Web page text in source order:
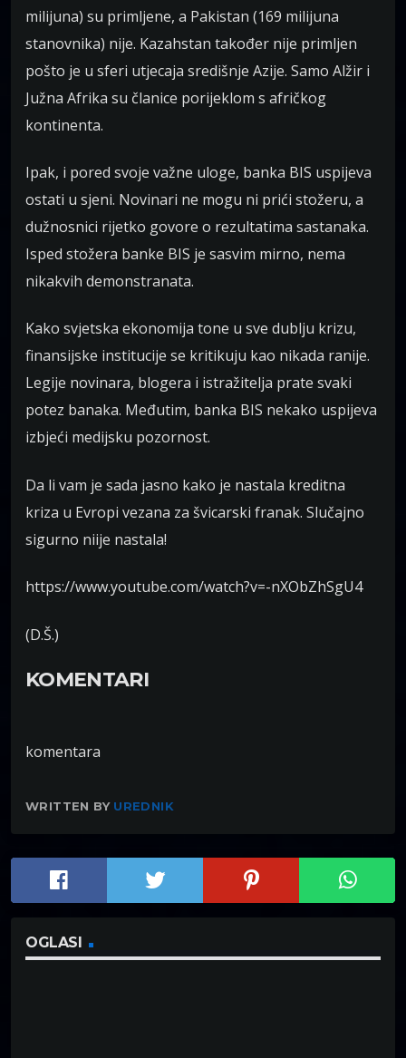
milijuna) su primljene, a Pakistan (169 milijuna
stanovnika) nije. Kazahstan također nije primljen
pošto je u sferi utjecaja središnje Azije. Samo Alžir i
Južna Afrika su članice porijeklom s afričkog
kontinenta.
Ipak, i pored svoje važne uloge, banka BIS uspijeva
ostati u sjeni. Novinari ne mogu ni prići stožeru, a
dužnosnici rijetko govore o rezultatima sastanaka.
Isped stožera banke BIS je sasvim mirno, nema
nikakvih demonstranata.
Kako svjetska ekonomija tone u sve dublju krizu,
finansijske institucije se kritikuju kao nikada ranije.
Legije novinara, blogera i istražitelja prate svaki
potez banaka. Međutim, banka BIS nekako uspijeva
izbjeći medijsku pozornost.
Da li vam je sada jasno kako je nastala kreditna
kriza u Evropi vezana za švicarski franak. Slučajno
sigurno niije nastala!
https://www.youtube.com/watch?v=-nXObZhSgU4
(D.Š.)
KOMENTARI
komentara
WRITTEN BY UREDNIK
OGLASI